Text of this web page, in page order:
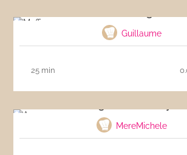
Guillaume
25 min
MereMichele